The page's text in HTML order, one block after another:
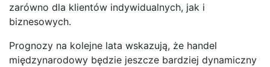
zarówno dla klientów indywidualnych, jak i
biznesowych.
Prognozy na kolejne lata wskazują, że handel
międzynarodowy będzie jeszcze bardziej dynamiczny